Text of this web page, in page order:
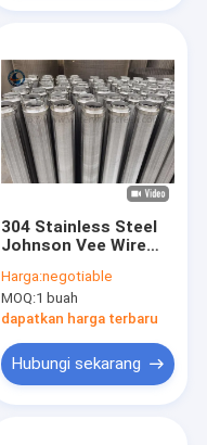
304 Stainless Steel
Johnson Vee Wire
Dibungkus Tabung
Harga:negotiable
MOQ:1 buah
dapatkan harga terbaru
Hubungi sekarang